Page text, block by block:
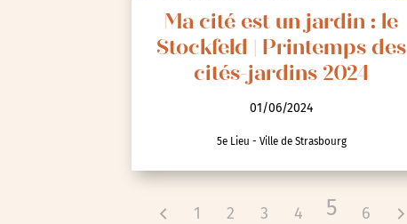
Parole aux habitants
Randonnées
Voyage d'études
Ma cité est un jardin : le
Stockfeld | Printemps des
cités-jardins 2024
01/06/2024
5e Lieu - Ville de Strasbourg
1 2 3 4 5 6